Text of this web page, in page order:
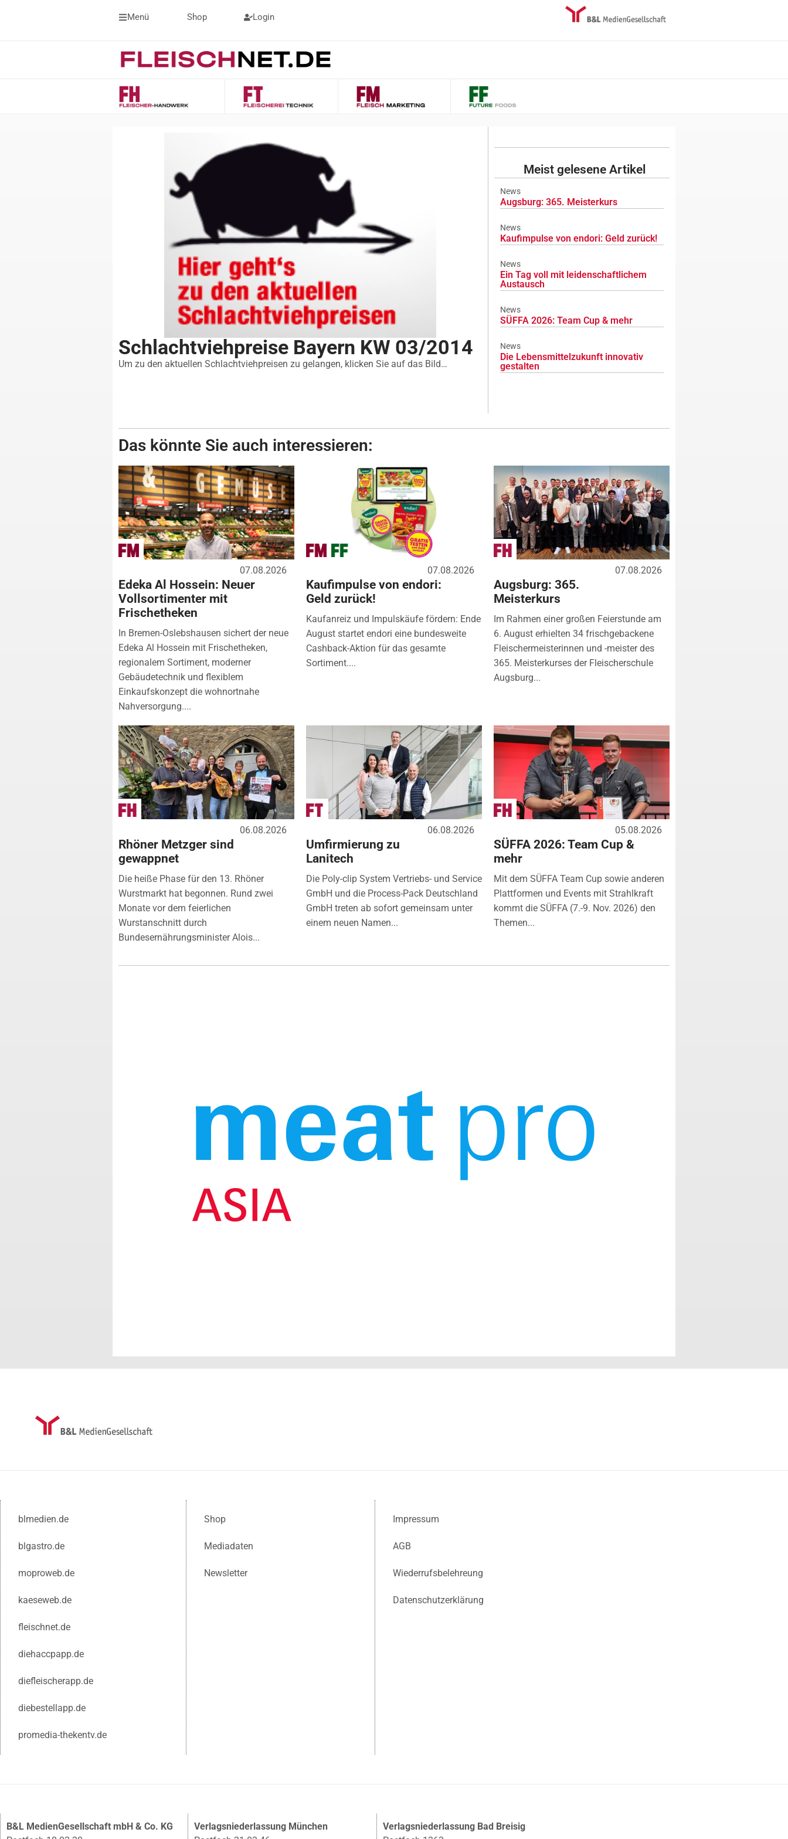
Menü Shop Login
Schlachtviehpreise Bayern KW 03/2014
Um zu den aktuellen Schlachtviehpreisen zu gelangen, klicken Sie auf das Bild…
Meist gelesene Artikel
News
Augsburg: 365. Meisterkurs
News
Kaufimpulse von endori: Geld zurück!
News
Ein Tag voll mit leidenschaftlichem
Austausch
News
SÜFFA 2026: Team Cup & mehr
News
Die Lebensmittelzukunft innovativ
gestalten
Das könnte Sie auch interessieren:
07.08.2026
Edeka Al Hossein: Neuer
Vollsortimenter mit
Frischetheken
In Bremen-Oslebshausen sichert der neue
Edeka Al Hossein mit Frischetheken,
regionalem Sortiment, moderner
Gebäudetechnik und flexiblem
Einkaufskonzept die wohnortnahe
Nahversorgung....
07.08.2026
Kaufimpulse von endori:
Geld zurück!
Kaufanreiz und Impulskäufe fördern: Ende
August startet endori eine bundesweite
Cashback-Aktion für das gesamte
Sortiment....
07.08.2026
Augsburg: 365.
Meisterkurs
Im Rahmen einer großen Feierstunde am
6. August erhielten 34 frischgebackene
Fleischermeisterinnen und -meister des
365. Meisterkurses der Fleischerschule
Augsburg...
06.08.2026
Rhöner Metzger sind
gewappnet
Die heiße Phase für den 13. Rhöner
Wurstmarkt hat begonnen. Rund zwei
Monate vor dem feierlichen
Wurstanschnitt durch
Bundesernährungsminister Alois...
06.08.2026
Umfirmierung zu
Lanitech
Die Poly-clip System Vertriebs- und Service
GmbH und die Process-Pack Deutschland
GmbH treten ab sofort gemeinsam unter
einem neuen Namen...
05.08.2026
SÜFFA 2026: Team Cup &
mehr
Mit dem SÜFFA Team Cup sowie anderen
Plattformen und Events mit Strahlkraft
kommt die SÜFFA (7.-9. Nov. 2026) den
Themen...
blmedien.de
blgastro.de
moproweb.de
kaeseweb.de
fleischnet.de
diehaccpapp.de
diefleischerapp.de
diebestellapp.de
promedia-thekentv.de
Shop
Mediadaten
Newsletter
Impressum
AGB
Wiederrufsbelehreung
Datenschutzerklärung
B&L MedienGesellschaft mbH & Co. KG
Verlagsniederlassung München
Verlagsniederlassung Bad Breisig